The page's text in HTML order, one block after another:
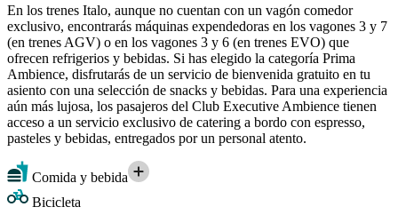
En los trenes Italo, aunque no cuentan con un vagón comedor
exclusivo, encontrarás máquinas expendedoras en los vagones 3 y 7
(en trenes AGV) o en los vagones 3 y 6 (en trenes EVO) que
ofrecen refrigerios y bebidas. Si has elegido la categoría Prima
Ambience, disfrutarás de un servicio de bienvenida gratuito en tu
asiento con una selección de snacks y bebidas. Para una experiencia
aún más lujosa, los pasajeros del Club Executive Ambience tienen
acceso a un servicio exclusivo de catering a bordo con espresso,
pasteles y bebidas, entregados por un personal atento.
Comida y bebida
Bicicleta